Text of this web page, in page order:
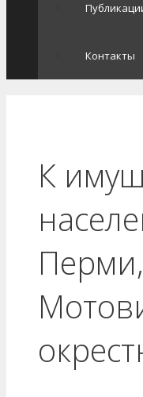
Контакты
К